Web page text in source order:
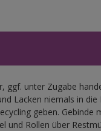
ggf. unter Zugabe
Lacken niemals in
geben. Gebinde
und Rollen über